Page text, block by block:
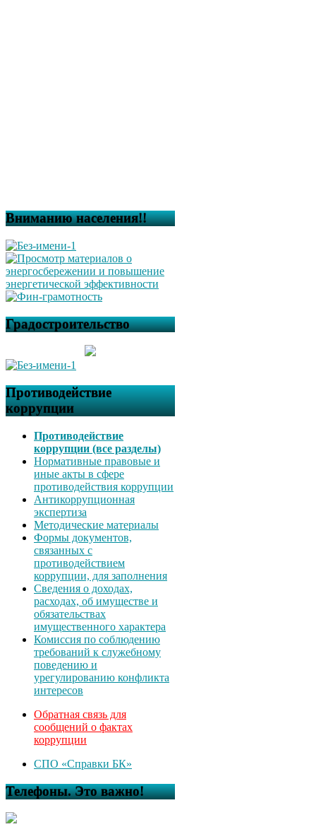
Вниманию населения!!
Градостроительство
Противодействие
коррупции
Противодействие
коррупции (все разделы)
Нормативные правовые и
иные акты в сфере
противодействия коррупции
Антикоррупционная
экспертиза
Методические материалы
Формы документов,
связанных с
противодействием
коррупции, для заполнения
Сведения о доходах,
расходах, об имуществе и
обязательствах
имущественного характера
Комиссия по соблюдению
требований к служебному
поведению и
урегулированию конфликта
интересов
Обратная связь для
сообщений о фактах
коррупции
СПО «Справки БК»
Телефоны. Это важно!